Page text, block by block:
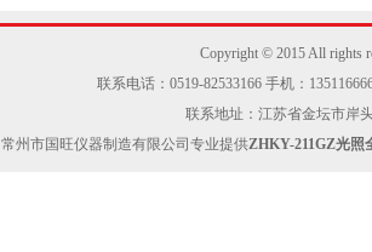
Copyright © 2015 All rights
联系电话：0519-82533166 手机：
联系地址：江苏省金坛市岸
常州市国旺仪器制造有限公司专业提供ZHKY-211GZ光照